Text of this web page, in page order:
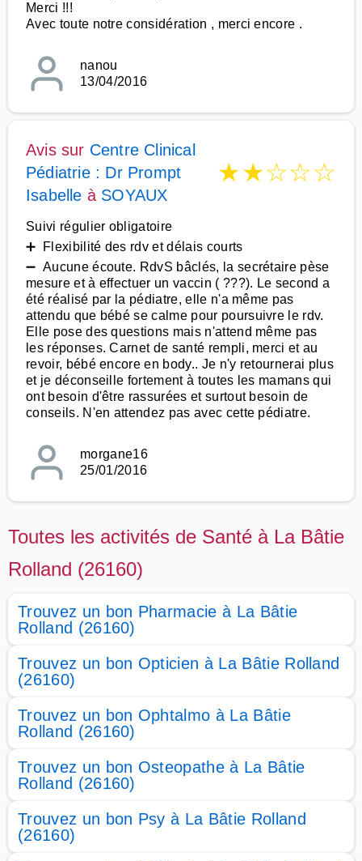
Merci !!!
Avec toute notre considération , merci encore .
nanou
13/04/2016
Avis sur Centre Clinical
Pédiatrie : Dr Prompt
Isabelle à SOYAUX
★★☆☆☆
Suivi régulier obligatoire
➕ Flexibilité des rdv et délais courts
➖ Aucune écoute. RdvS bâclés, la secrétaire pèse
mesure et à effectuer un vaccin ( ???). Le second a
été réalisé par la pédiatre, elle n'a même pas
attendu que bébé se calme pour poursuivre le rdv.
Elle pose des questions mais n'attend même pas
les réponses. Carnet de santé rempli, merci et au
revoir, bébé encore en body.. Je n'y retournerai plus
et je déconseille fortement à toutes les mamans qui
ont besoin d'être rassurées et surtout besoin de
conseils. N'en attendez pas avec cette pédiatre.
morgane16
25/01/2016
Toutes les activités de Santé à La Bâtie
Rolland (26160)
Trouvez un bon Pharmacie à La Bâtie
Rolland (26160)
Trouvez un bon Opticien à La Bâtie Rolland
(26160)
Trouvez un bon Ophtalmo à La Bâtie
Rolland (26160)
Trouvez un bon Osteopathe à La Bâtie
Rolland (26160)
Trouvez un bon Psy à La Bâtie Rolland
(26160)